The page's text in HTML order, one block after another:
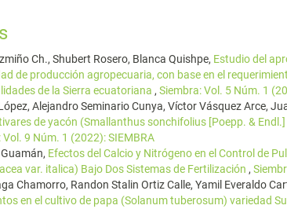
Ch., Shubert Rosero, Blanca Quishpe, Estudio del
de producción agropecuaria, con base en el
de la Sierra ecuatoriana , Siembra: Vol. 5 Núm. 1
Alejandro Seminario Cunya, Víctor Vásquez Arce,
de yacón (Smallanthus sonchifolius [Poepp. & Endl.]
Vol. 9 Núm. 1 (2022): SIEMBRA
Efectos del Calcio y Nitrógeno en el Control de
var. italica) Bajo Dos Sistemas de Fertilización ,
Chamorro, Randon Stalin Ortiz Calle, Yamil Everaldo
en el cultivo de papa (Solanum tuberosum) variedad